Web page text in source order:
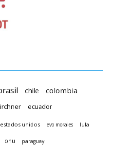
chile colombia
ecuador
estados unidos evo morales lula
onu paraguay